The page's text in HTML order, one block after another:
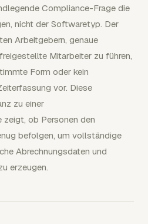
Compliance-Frage die
nicht der Softwaretyp. Der
Arbeitgebern, genaue
Mitarbeiter zu führen,
Form oder kein
vor. Diese
zu einer
zeigt, ob Personen den
befolgen, um vollständige
Abrechnungsdaten und
erzeugen.